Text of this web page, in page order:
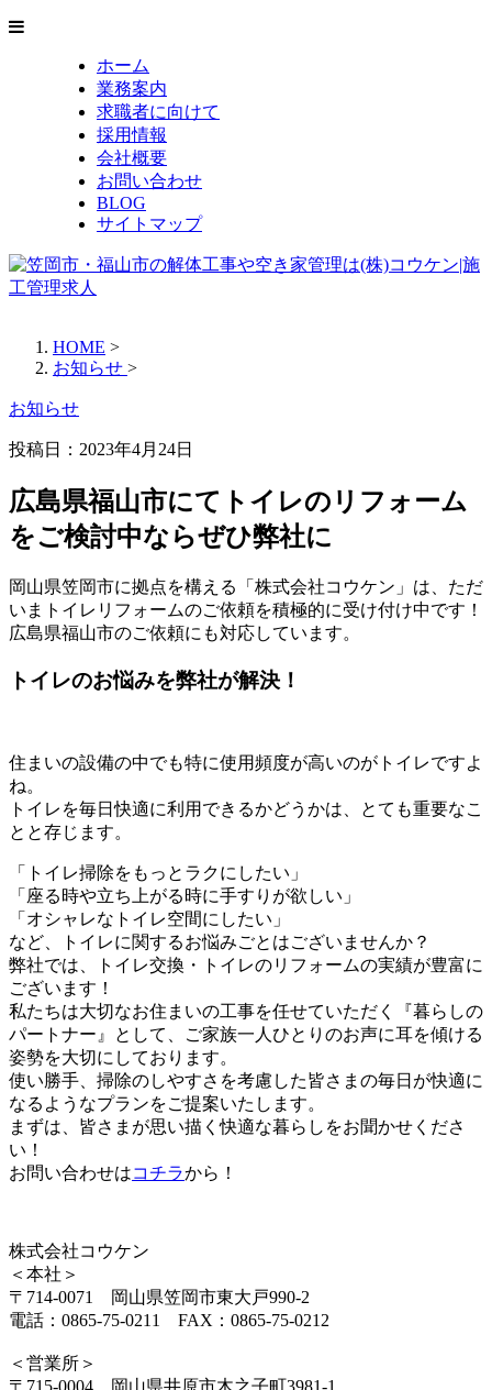
ホーム
業務案内
求職者に向けて
採用情報
会社概要
お問い合わせ
BLOG
サイトマップ
HOME >
お知らせ >
お知らせ
投稿日： 2023年4月24日
広島県福山市にてトイレのリフォーム
をご検討中ならぜひ弊社に
岡山県笠岡市に拠点を構える「株式会社コウケン」は、ただ
いまトイレリフォームのご依頼を積極的に受け付け中です！
広島県福山市のご依頼にも対応しています。
トイレのお悩みを弊社が解決！
住まいの設備の中でも特に使用頻度が高いのがトイレですよ
ね。
トイレを毎日快適に利用できるかどうかは、とても重要なこ
とと存じます。
「トイレ掃除をもっとラクにしたい」
「座る時や立ち上がる時に手すりが欲しい」
「オシャレなトイレ空間にしたい」
など、トイレに関するお悩みごとはございませんか？
弊社では、トイレ交換・トイレのリフォームの実績が豊富に
ございます！
私たちは大切なお住まいの工事を任せていただく『暮らしの
パートナー』として、ご家族一人ひとりのお声に耳を傾ける
姿勢を大切にしております。
使い勝手、掃除のしやすさを考慮した皆さまの毎日が快適に
なるようなプランをご提案いたします。
まずは、皆さまが思い描く快適な暮らしをお聞かせくださ
い！
お問い合わせはコチラから！
株式会社コウケン
＜本社＞
〒714-0071 岡山県笠岡市東大戸990-2
電話：0865-75-0211 FAX：0865-75-0212
＜営業所＞